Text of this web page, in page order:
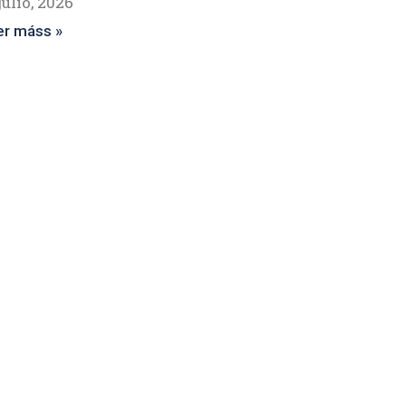
máss »